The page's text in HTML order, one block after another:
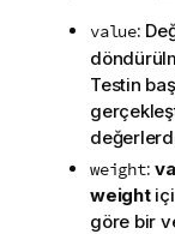
value:
Testin
weight:
weight
göre bir